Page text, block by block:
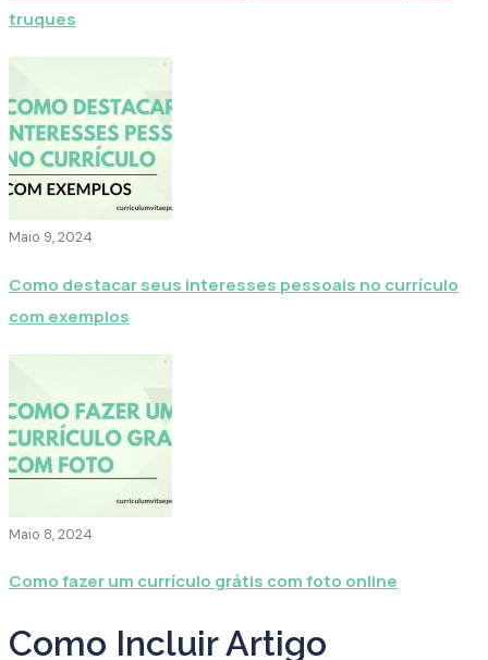
truques
Maio 9, 2024
Como destacar seus interesses pessoais no currículo
com exemplos
Maio 8, 2024
Como fazer um currículo grátis com foto online
Como Incluir Artigo